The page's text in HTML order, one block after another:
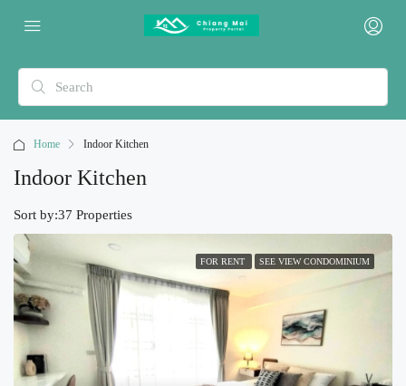
Home Indoor Kitchen
Indoor Kitchen
37 Properties
Sort by:
FOR RENT SEE VIEW CONDOMINIUM